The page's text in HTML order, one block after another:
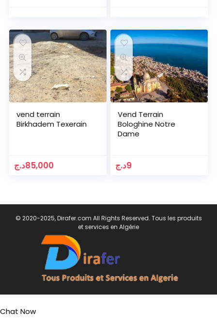
vend terrain
Birkhadem Texerain
85,000د.ج
Vend Terrain
Bologhine Notre
Dame
9د.ج
© 2020-2025, Dirafer.com All Rights Reserved. Tous les produits
et services en Algérie
Chat Now